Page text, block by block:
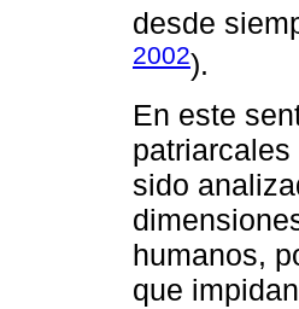
desde
2002).
En este
sido
humanos,
que